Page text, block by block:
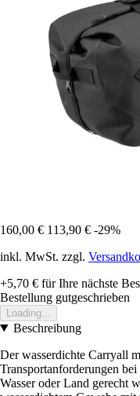
160,00 € 113,90 € -29%
inkl. MwSt. zzgl.
+5,70 € für Ihre nächste
Bestellung gutgeschrieben
Loading...
Beschreibung
Der wasserdichte Carryall
Transportanforderungen
Wasser oder Land gerecht